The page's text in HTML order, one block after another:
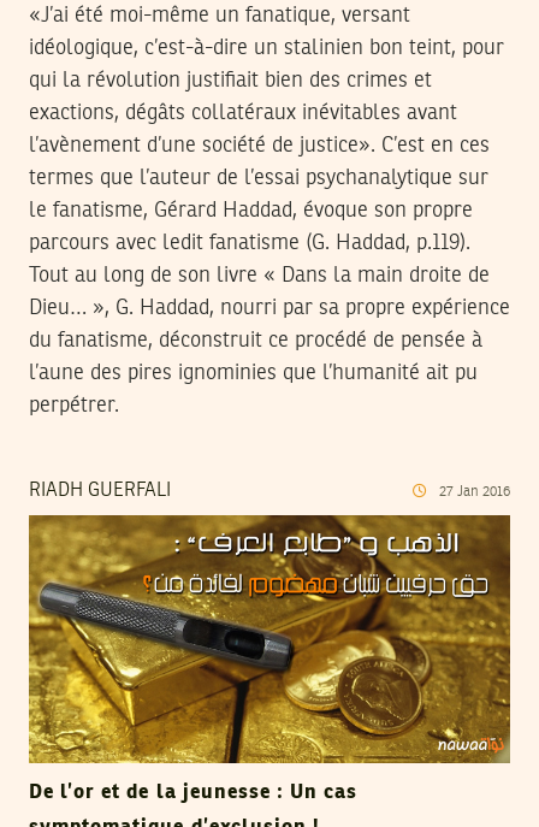
«J’ai été moi-même un fanatique, versant
idéologique, c’est-à-dire un stalinien bon teint, pour
qui la révolution justifiait bien des crimes et
exactions, dégâts collatéraux inévitables avant
l’avènement d’une société de justice». C’est en ces
termes que l’auteur de l’essai psychanalytique sur
le fanatisme, Gérard Haddad, évoque son propre
parcours avec ledit fanatisme (G. Haddad, p.119).
Tout au long de son livre « Dans la main droite de
Dieu… », G. Haddad, nourri par sa propre expérience
du fanatisme, déconstruit ce procédé de pensée à
l’aune des pires ignominies que l’humanité ait pu
perpétrer.
RIADH GUERFALI 27 Jan 2016
De l’or et de la jeunesse : Un cas